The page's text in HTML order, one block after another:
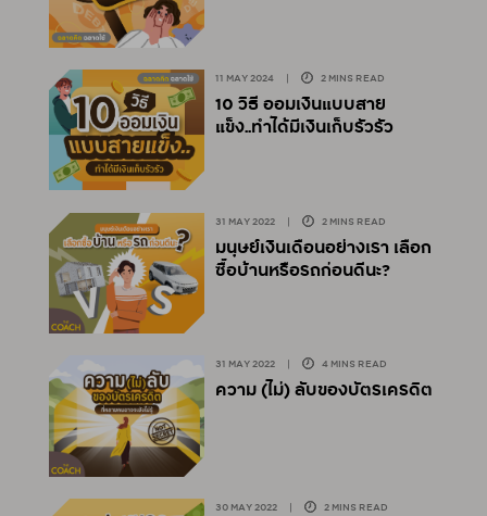
11 MAY 2024 2 MINS READ
10 วิธี ออมเงินแบบสาย
แข็ง..ทำได้มีเงินเก็บรัวรัว
31 MAY 2022 | 2 MINS READ
มนุษย์เงินเดือนอย่างเรา เลือก
ซื้อบ้านหรือรถก่อนดีนะ?
31 MAY 2022 4 MINS READ
ความ (ไม่) ลับของบัตรเครดิต
30 MAY 2022 | 2 MINS READ